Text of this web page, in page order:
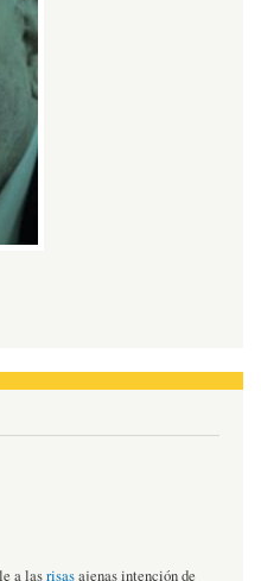
a lasrisasajenas intención de